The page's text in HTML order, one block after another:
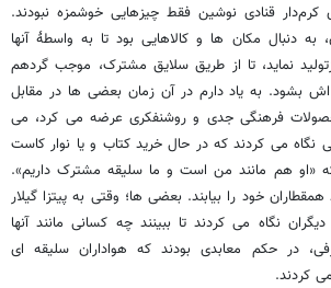
قنادی نوشین فقط چیزهایی خوشمزه نبودند.
دنبال مکان ها و کالاهایی بود تا به واسطۀ آنها
نماید، تا از طریق سلایق مشترک، موجب گردهم
بشود. به یاد دارم در آن زمان بعضی ها در مقابل
فرهنگی جدی و روشنفکری عرضه می کرد، می
نگاه می کردند که در حال خرید کتاب و یا نوار کاست
«او هم مانند من است و ما سلیقه مشترک داریم».
همقطاران خود را بیابند. بعضی ها؛ وقتی به پیتزا گیلار
نگاه می کردند تا ببینند چه کسانی مانند آنها
در حکم معابدی بودند که هواداران سلیقه ای
کردند.